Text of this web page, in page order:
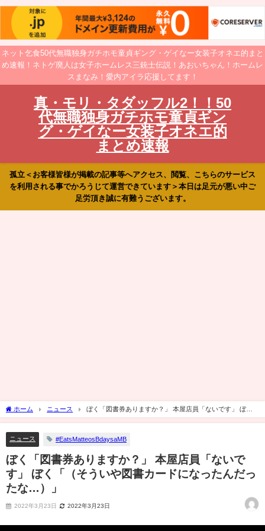
ネット乞食50代無職独身ガチホモ童貞ギング・ゲイなー女装子オネエ的まと
め速報！ネトゲ廃人は女子ホームレス三銃士伝説！あおいちゃん！ホームレ
スまなみ！愛内アイラ応援してます！
真・モリ・タダッフル2！！50
代無職独身ガチホモ童貞ギン
グ・ゲイなー女装子オネエ的
まとめ速報
孤立＜お客様皆様が掲載の記事等へアクセス、閲覧、こちらのサービス
を利用される事でかろうじて運営できています＞本日は足元が悪い中ご
足労頂き誠に有難うございます。
ホーム ニュース
ぼく「図書券ありますか？」 本屋店員「ないです」 ぼく
「（そういや図書カードになったんだったな…）」
ニュース #EatsMatteosBdaysaMB
ぼく「図書券ありますか？」 本屋店員「ないで
す」 ぼく「（そういや図書カードになったんだっ
たな…）」
2022年3月23日 2022年3月23日